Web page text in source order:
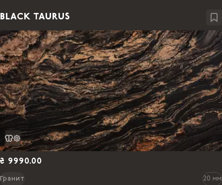
BLACK TAURUS
₴ 9990.00
Гранит 20 мм